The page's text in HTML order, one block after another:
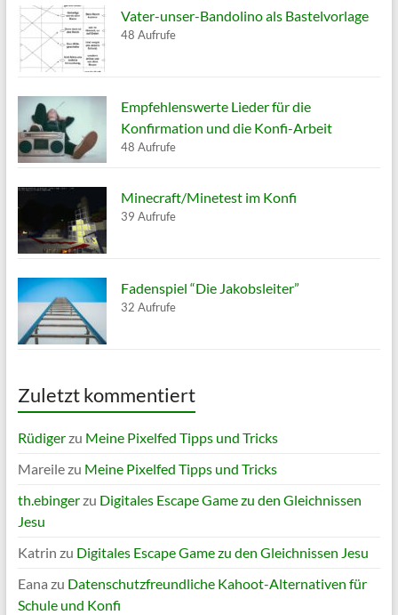
Vater-unser-Bandolino als Bastelvorlage
48 Aufrufe
Empfehlenswerte Lieder für die
Konfirmation und die Konfi-Arbeit
48 Aufrufe
Minecraft/Minetest im Konfi
39 Aufrufe
Fadenspiel “Die Jakobsleiter”
32 Aufrufe
Zuletzt kommentiert
Rüdigerzu Meine Pixelfed Tipps und Tricks
Mareilezu Meine Pixelfed Tipps und Tricks
th.ebingerzu Digitales Escape Game zu den Gleichnissen
Jesu
Katrin zu Digitales Escape Game zu den Gleichnissen Jesu
Eana zu Datenschutzfreundliche Kahoot-Alternativen für
Schule und Konfi